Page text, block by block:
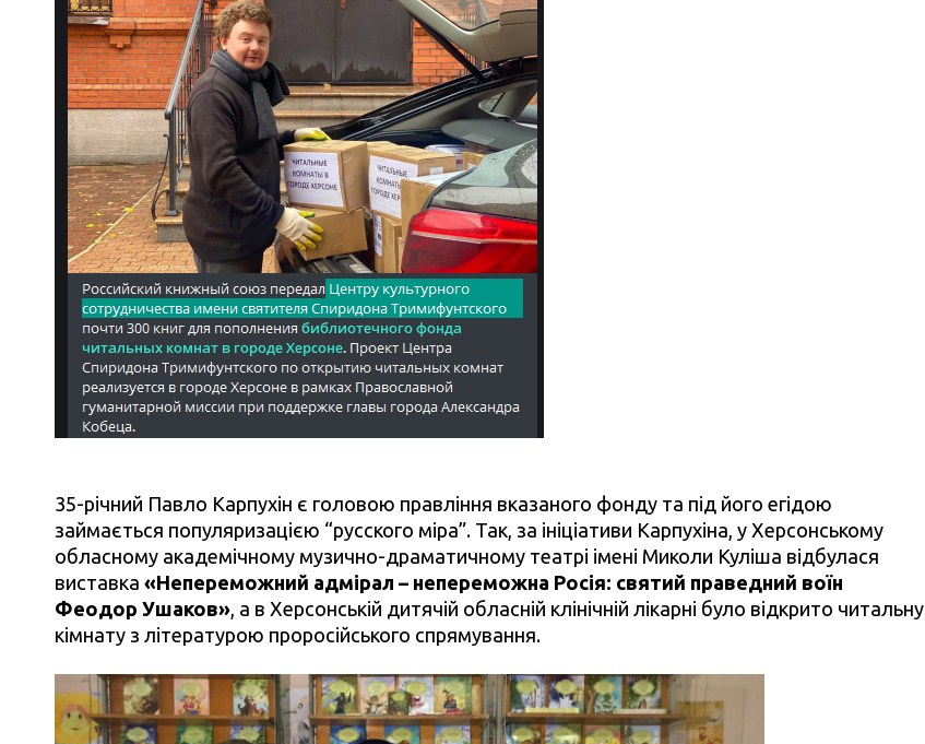
35-річний Павло Карпухін є головою правління вказаного фонду та під його егідою
займається популяризацією “русского міра”. Так, за ініціативи Карпухіна, у Херсонському
обласному академічному музично-драматичному театрі імені Миколи Куліша відбулася
виставка «Непереможний адмірал – непереможна Росія: святий праведний воїн
Феодор Ушаков», а в Херсонській дитячій обласній клінічній лікарні було відкрито читальну
кімнату з літературою проросійського спрямування.